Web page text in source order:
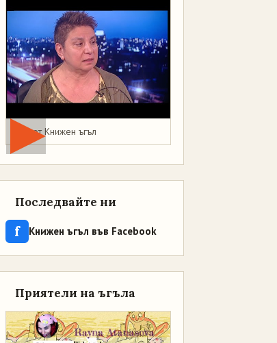
Мая от Книжен ъгъл
Последвайте ни
f Книжен ъгъл във Facebook
Приятели на ъгъла